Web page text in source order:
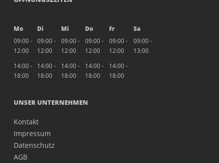
Mo Di Mi Do Fr
Sa
09:00 -
12:00
09:00 -
12:00
09:00 -
12:00
09:00 -
12:00
09:00 -
12:00
09:00 -
13:00
14:00 -
18:00
14:00 -
18:00
14:00 -
18:00
14:00 -
18:00
14:00 -
18:00
UNSER UNTERNEHMEN
Kontakt
Impressum
Datenschutz
AGB